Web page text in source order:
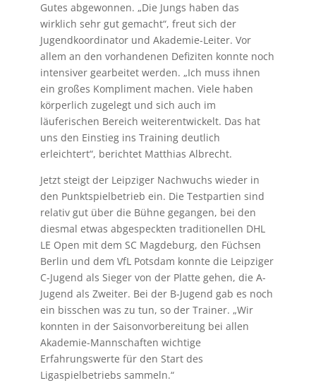
Gutes abgewonnen. „Die Jungs haben das
wirklich sehr gut gemacht“, freut sich der
Jugendkoordinator und Akademie-Leiter. Vor
allem an den vorhandenen Defiziten konnte noch
intensiver gearbeitet werden. „Ich muss ihnen
ein großes Kompliment machen. Viele haben
körperlich zugelegt und sich auch im
läuferischen Bereich weiterentwickelt. Das hat
uns den Einstieg ins Training deutlich
erleichtert“, berichtet Matthias Albrecht.
Jetzt steigt der Leipziger Nachwuchs wieder in
den Punktspielbetrieb ein. Die Testpartien sind
relativ gut über die Bühne gegangen, bei den
diesmal etwas abgespeckten traditionellen DHL
LE Open mit dem SC Magdeburg, den Füchsen
Berlin und dem VfL Potsdam konnte die Leipziger
C-Jugend als Sieger von der Platte gehen, die A-
Jugend als Zweiter. Bei der B-Jugend gab es noch
ein bisschen was zu tun, so der Trainer. „Wir
konnten in der Saisonvorbereitung bei allen
Akademie-Mannschaften wichtige
Erfahrungswerte für den Start des
Ligaspielbetriebs sammeln.“